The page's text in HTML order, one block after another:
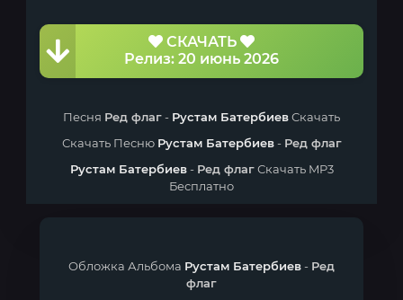
СКАЧАТЬ
Релиз: 20 июнь 2026
Песня Ред флаг- Рустам БатербиевСкачать
Скачать Песню Рустам Батербиев- Ред флаг
Рустам Батербиев- Ред флагСкачать MP3
Бесплатно
Обложка Альбома Рустам Батербиев- Ред
флаг